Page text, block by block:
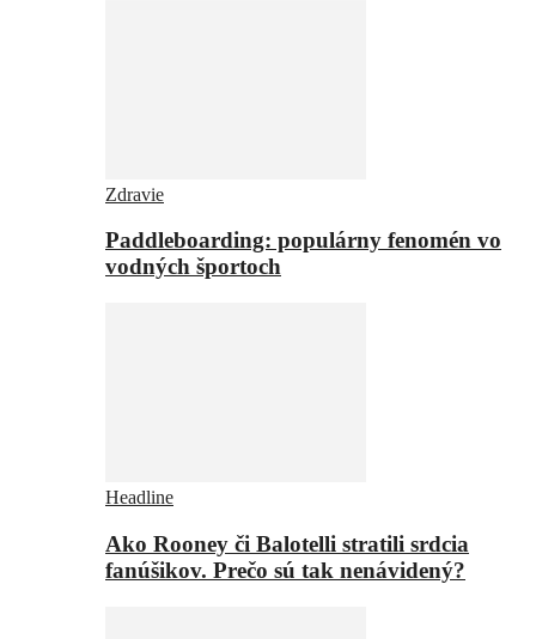
Zdravie
Paddleboarding: populárny fenomén vo
vodných športoch
Headline
Ako Rooney či Balotelli stratili srdcia
fanúšikov. Prečo sú tak nenávidený?